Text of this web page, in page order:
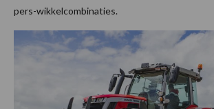
pers-wikkelcombinaties.